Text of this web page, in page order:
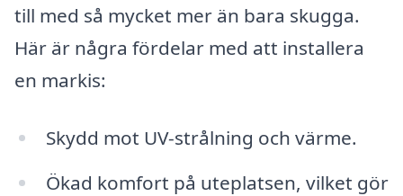
till med så mycket mer än bara skugga.
Här är några fördelar med att installera
en markis:
Skydd mot UV-strålning och värme.
Ökad komfort på uteplatsen, vilket gör